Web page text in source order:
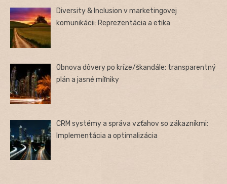
Diversity & Inclusion v marketingovej
komunikácii: Reprezentácia a etika
Obnova dôvery po kríze/škandále: transparentný
plán a jasné míľniky
CRM systémy a správa vzťahov so zákazníkmi:
Implementácia a optimalizácia